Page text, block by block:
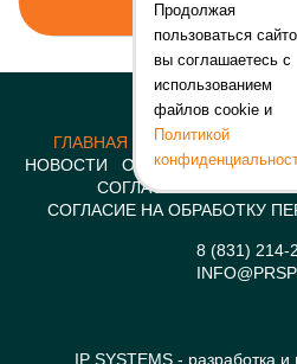
ГЛАВНАЯ КОНСТРУКЦИИ
НОВОСТИ
О КОМПАНИИ
СОГЛАСИЕ НА
СОГЛАСИЕ НА ОБРАБОТКУ
8 (831) 214-
IP SYSTEMS - разработка
Продолжая
пользоваться
вы соглашаетесь с
использованием
файлов cookie и
Политикой